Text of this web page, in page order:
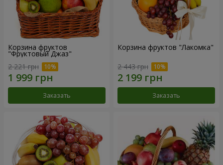
Корзина фруктов
"Фруктовый Джаз"
2 221 грн
Заказать
Корзина фруктов "Лакомка"
2 443 грн
Заказать